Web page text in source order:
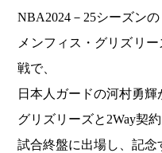
NBA2024－25シーズンの
メンフィス・グリズリ
戦で、
日本人ガードの河村勇輝
グリズリーズと2Way契
試合終盤に出場し、記念